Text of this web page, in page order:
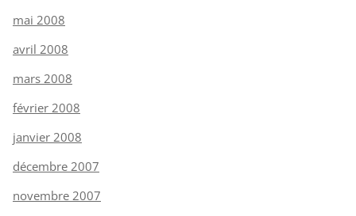
mai 2008
avril 2008
mars 2008
février 2008
janvier 2008
décembre 2007
novembre 2007